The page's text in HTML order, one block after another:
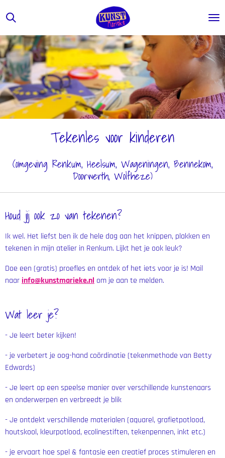
direct
naar
de
hoofdinhoud
Tekenles voor kinderen
(omgeving Renkum, Heelsum, Wageningen, Bennekom,
Doorwerth, Wolfheze)
Houd jij ook zo van tekenen?
Ik wel. Het liefst ben ik de hele dag aan het knippen, plakken en
tekenen in mijn atelier in Renkum. Lijkt het je ook leuk?
Doe een (gratis) proefles en ontdek of het iets voor je is! Mail
naar info@kunstmarieke.nl om je aan te melden.
Wat leer je?
- Je leert beter kijken!
- je verbetert je oog-hand coördinatie (tekenmethode van Betty
Edwards)
- Je leert op een speelse manier over verschillende kunstenaars
en onderwerpen en verbreedt je blik
- Je ontdekt verschillende materialen (aquarel, grafietpotlood,
houtskool, kleurpotlood, ecolinestiften, tekenpennen, inkt etc.)
- je ervaart hoe spel & fantasie een creatief proces stimuleren en